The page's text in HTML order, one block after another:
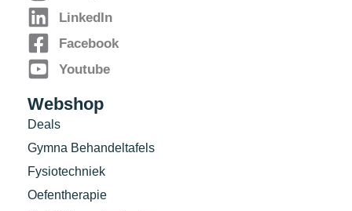
LinkedIn
Facebook
Youtube
Webshop
Deals
Gymna Behandeltafels
Fysiotechniek
Oefentherapie